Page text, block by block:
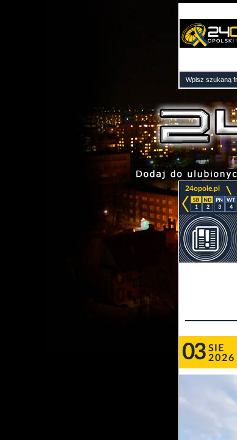
24opole.pl
>
1 2 3 4
03 SIE
2026